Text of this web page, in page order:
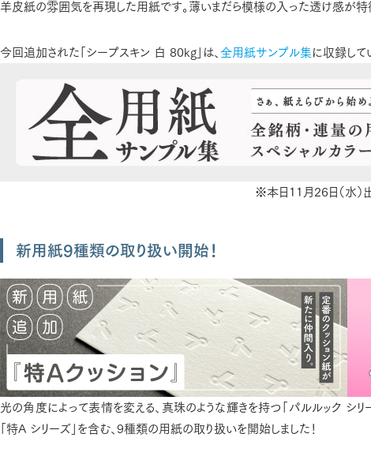
羊皮紙の雰囲気を再現した用紙です。薄いまだら模様の入った透け感が特
今回追加された「シープスキン 白 80kg」は、 全用紙サンプル集に収録して
※本日11月26日（水）
新用紙9種類の取り扱い開始！
光の角度によって表情を変える、真珠のような輝きを持つ「パルルック シ
「特A シリーズ」を含む、9種類の用紙の取り扱いを開始しました！